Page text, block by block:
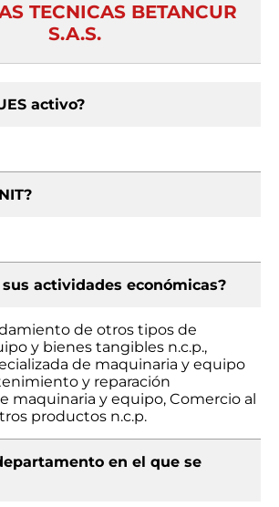
TECNICAS BETANCUR
S.A.S.
activo?
sus actividades económicas?
de otros tipos de
y bienes tangibles n.c.p.,
de maquinaria y equipo
y reparación
maquinaria y equipo, Comercio al
productos n.c.p.
en el que se